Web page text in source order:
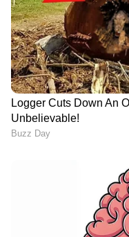
സുരേഷ് ​ഗോപി-
പൊലീസ് സ്റ്റേഷന്
പ്രതിഷേധിക്കുന്നു